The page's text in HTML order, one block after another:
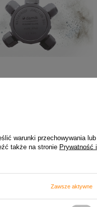
warunki przechowywania lub
także na stronie Prywatność i
Zawsze aktywne